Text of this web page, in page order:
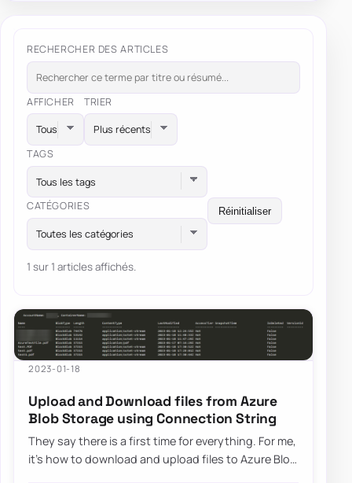
RECHERCHER DES ARTICLES
AFFICHER TRIER
TAGS
Tous les tags
CATÉGORIES
Toutes les catégories
Réinitialiser
1 sur 1 articles affichés.
2023-01-18
Upload and Download files from Azure
Blob Storage using Connection String
They say there is a first time for everything. For me,
it’s how to download and upload files to Azure Blog